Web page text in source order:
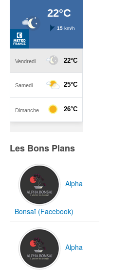
Les Bons Plans
Alpha
Bonsaï (Facebook)
Alpha